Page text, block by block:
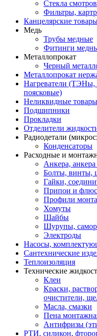
Стекла
Фильтры,
Канцелярские
Медь
Трубы медные
Фитинги
Металлопрокат
Черный
Металлопрокат
Нагреватели
поясковые)
Неликвидные товары
Подшипники
Прокладки
Отделители
Радиодетали
Конденсаторы
Расходные и
Анкера, анкера
Болты, винты,
Гайки,
Припои и
Профили
Хомуты
Шайбы
Шурупы,
Электроды
Насосы,
Сантехнические
Теплоизоляция
Технические
Клеи
Краски,
очистители,
Масла, смазки
Пена
Антифризы
РТИ, силикон,